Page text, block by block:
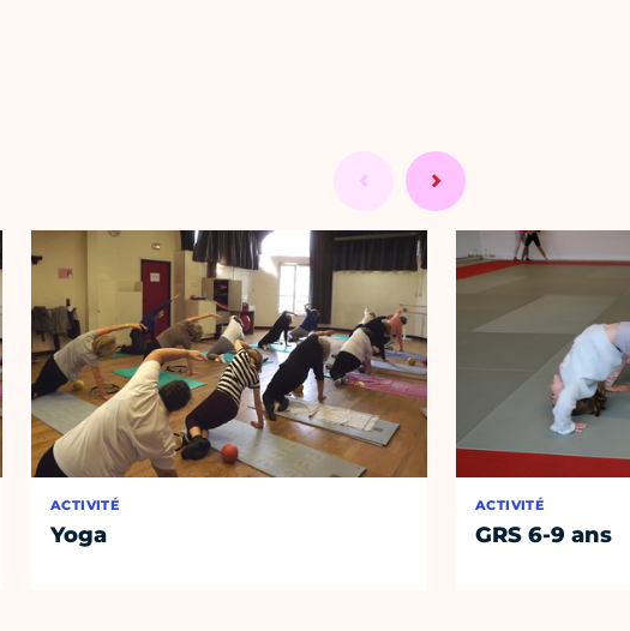
ACTIVITÉ
Yoga
ACTIVITÉ
GRS 6-9 ans